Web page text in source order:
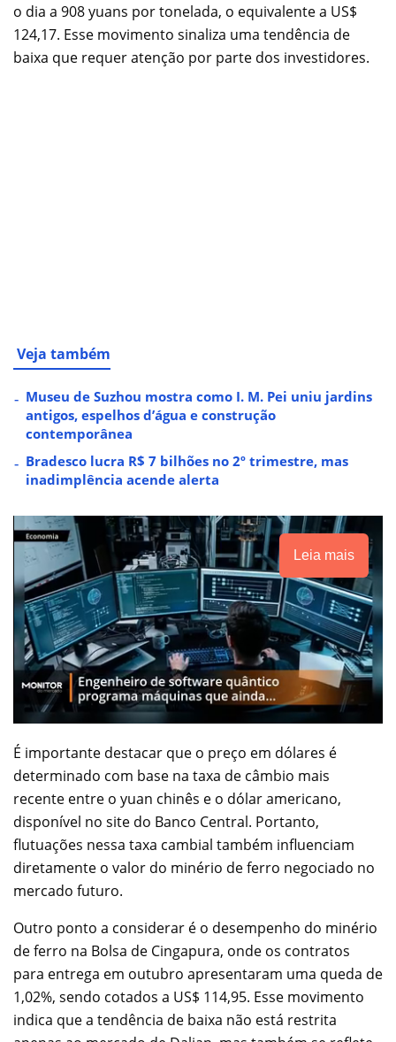
o dia a 908 yuans por tonelada, o equivalente a US$
124,17. Esse movimento sinaliza uma tendência de
baixa que requer atenção por parte dos investidores.
Veja também
Museu de Suzhou mostra como I. M. Pei uniu jardins
antigos, espelhos d’água e construção
contemporânea
Bradesco lucra R$ 7 bilhões no 2º trimestre, mas
inadimplência acende alerta
Leia mais
É importante destacar que o preço em dólares é
determinado com base na taxa de câmbio mais
recente entre o yuan chinês e o dólar americano,
disponível no site do Banco Central. Portanto,
flutuações nessa taxa cambial também influenciam
diretamente o valor do minério de ferro negociado no
mercado futuro.
Outro ponto a considerar é o desempenho do minério
de ferro na Bolsa de Cingapura, onde os contratos
para entrega em outubro apresentaram uma queda de
1,02%, sendo cotados a US$ 114,95. Esse movimento
indica que a tendência de baixa não está restrita